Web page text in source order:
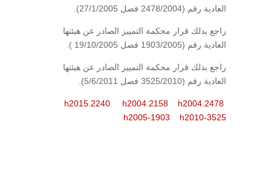
العادية رقم (2478/2004 فصل 27/1/2005).
راجع بذلك قرار محكمة التمييز الصادر عن هيئتها
العادية رقم (1903/2005 فصل 19/10/2005 ).
راجع بذلك قرار محكمة التمييز الصادر عن هيئتها
العادية رقم (3525/2010 فصل 5/6/2011).
h2015.2240 h2004.2158
h2004.2478
h2005-1903
h2010-3525